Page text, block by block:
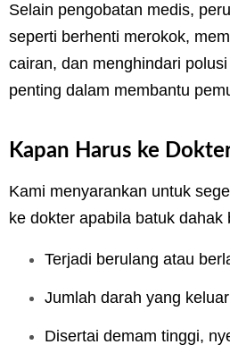
Selain pengobatan medis,
seperti berhenti merokok,
cairan, dan menghindari
penting dalam membantu
Kapan Harus ke
Kami menyarankan untuk
ke dokter apabila batuk dahak
Terjadi berulang atau
Jumlah darah yang
Disertai demam tinggi,